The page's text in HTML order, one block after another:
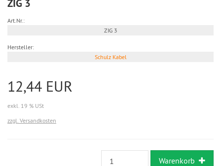
ZIG 3
Art.Nr.:
ZIG 3
Hersteller:
Schulz Kabel
12,44 EUR
exkl. 19 % USt
zzgl. Versandkosten
Warenkorb